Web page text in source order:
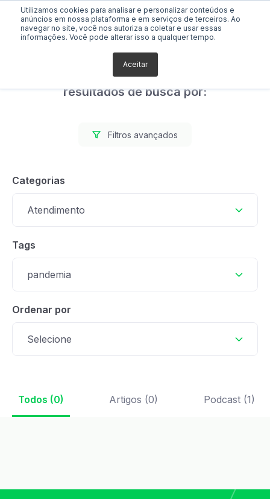
Utilizamos cookies para analisar e personalizar conteúdos e
anúncios em nossa plataforma e em serviços de terceiros. Ao
navegar no site, você nos autoriza a coletar e usar essas
informações. Você pode alterar isso a qualquer tempo.
Aceitar
Foram encontrados 0
resultados de busca por:
Filtros avançados
Categorias
Atendimento
Tags
pandemia
Ordenar por
Selecione
Todos (0) Artigos (0) Podcast (1)